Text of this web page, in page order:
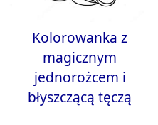
Kolorowanka z
magicznym
jednorożcem i
błyszczącą tęczą